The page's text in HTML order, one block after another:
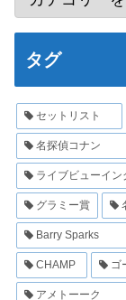
タグ
セットリスト
名探偵コナン
ライブビューイン
グラミー賞
Barry Sparks
CHAMP ゴ
アメトーーク